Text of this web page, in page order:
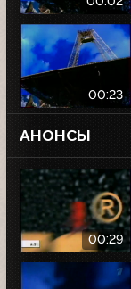
00:23
АНОНСЫ
00:29